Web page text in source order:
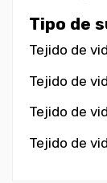
Tipo de
Tejido de
Tejido de
Tejido de
Tejido de